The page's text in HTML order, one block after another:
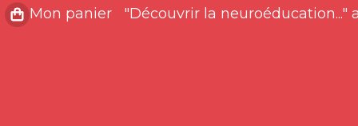
Mon panier "Découvrir la neuroéducation..."